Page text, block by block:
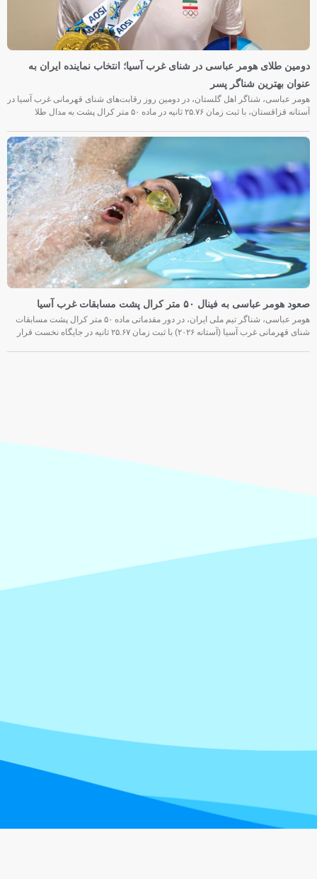
دومین طلای هومر عباسی در شنای غرب آسیا؛ انتخاب نماینده ایران به
عنوان بهترین شناگر پسر
هومر عباسی، شناگر اهل گلستان، در دومین روز رقابت‌های شنای قهرمانی غرب آسیا در
آستانه قزاقستان، با ثبت زمان ۲۵.۷۶ ثانیه در ماده ۵۰ متر کرال پشت به مدال طلا
صعود هومر عباسی به فینال ۵۰ متر کرال پشت مسابقات غرب آسیا
هومر عباسی، شناگر تیم ملی ایران، در دور مقدماتی ماده ۵۰ متر کرال پشت مسابقات
شنای قهرمانی غرب آسیا (آستانه ۲۰۲۶) با ثبت زمان ۲۵.۶۷ ثانیه در جایگاه نخست قرار